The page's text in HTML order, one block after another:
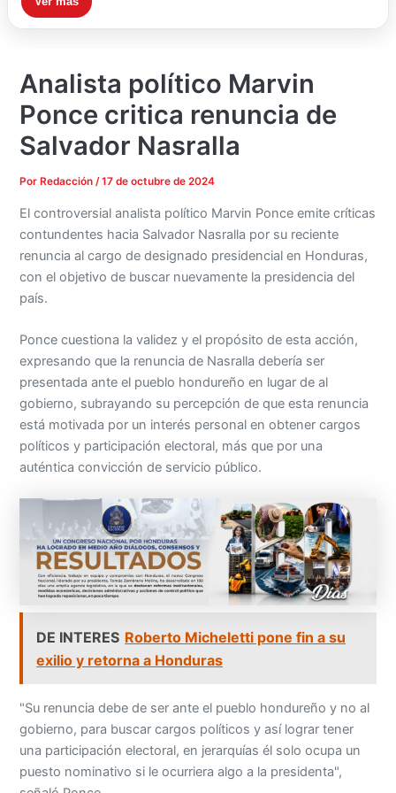
Analista político Marvin
Ponce critica renuncia de
Salvador Nasralla
Por Redacción/17 de octubre de 2024
El controversial analista político Marvin Ponce emite críticas
contundentes hacia Salvador Nasralla por su reciente
renuncia al cargo de designado presidencial en Honduras,
con el objetivo de buscar nuevamente la presidencia del
país.
Ponce cuestiona la validez y el propósito de esta acción,
expresando que la renuncia de Nasralla debería ser
presentada ante el pueblo hondureño en lugar de al
gobierno, subrayando su percepción de que esta renuncia
está motivada por un interés personal en obtener cargos
políticos y participación electoral, más que por una
auténtica convicción de servicio público.
DE INTERES Roberto Micheletti pone fin a su
exilio y retorna a Honduras
"Su renuncia debe de ser ante el pueblo hondureño y no al
gobierno, para buscar cargos políticos y así lograr tener
una participación electoral, en jerarquías él solo ocupa un
puesto nominativo si le ocurriera algo a la presidenta",